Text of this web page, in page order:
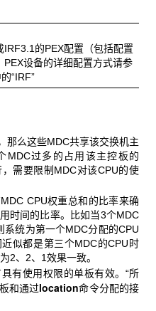
的PEX配置（包括配置
设备的详细配置方式请参
“IRF”
那么这些MDC共享该交换机主
MDC过多的占用该主控板的
需要限制MDC对该CPU的使
CPU权重总和的比率来确
时间的比率。比如当3个MDC
统为第一个MDC分配的CPU
似都是第三个MDC的CPU时
2、2、1效果一致。
有使用权限的单板有效。“所
和通过location命令分配的接